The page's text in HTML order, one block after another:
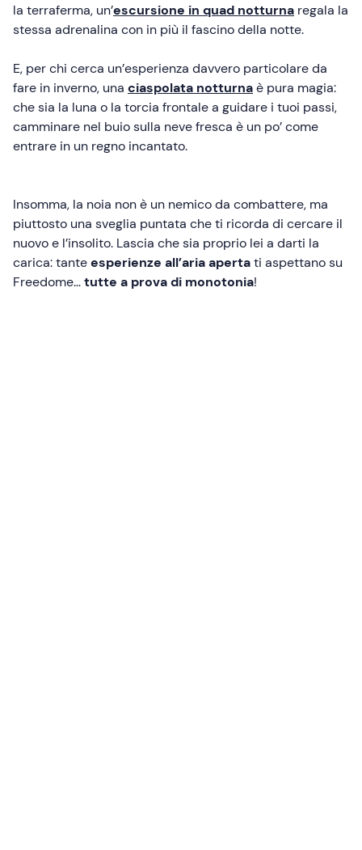
la terraferma, un’escursione in quad notturna regala la
stessa adrenalina con in più il fascino della notte.
E, per chi cerca un’esperienza davvero particolare da
fare in inverno, una ciaspolata notturnaè pura magia:
che sia la luna o la torcia frontale a guidare i tuoi passi,
camminare nel buio sulla neve fresca è un po’ come
entrare in un regno incantato.
Insomma, la noia non è un nemico da combattere, ma
piuttosto una sveglia puntata che ti ricorda di cercare il
nuovo e l’insolito. Lascia che sia proprio lei a darti la
carica: tanteesperienze all’aria apertati aspettano su
Freedome…tutte a prova di monotonia!